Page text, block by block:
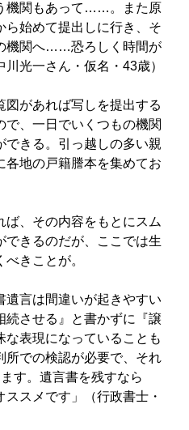
機関もあって……。また原
ら始めて提出しに行き、そ
機関へ……恐ろしく時間が
光一さん・仮名・43歳）
があれば写しを提出する
で、一日でいくつもの機関
できる。引っ越しの多い親
各地の戸籍謄本を集めてお
、その内容をもとにスム
できるのだが、ここでは生
きことが。
遺言は間違いが起きやすい
続させる』と書かずに『譲
な表現になっていることも
所での検認が必要で、それ
す。遺言書を残すなら
スメです」（行政書士・